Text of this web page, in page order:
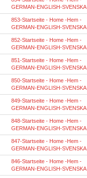
GERMAN-ENGLISH-SVENSKA
853-Startseite - Home -Hem -
GERMAN-ENGLISH-SVENSKA
852-Startseite - Home -Hem -
GERMAN-ENGLISH-SVENSKA
851-Startseite - Home -Hem -
GERMAN-ENGLISH-SVENSKA
850-Startseite - Home -Hem -
GERMAN-ENGLISH-SVENSKA
849-Startseite - Home -Hem -
GERMAN-ENGLISH-SVENSKA
848-Startseite - Home -Hem -
GERMAN-ENGLISH-SVENSKA
847-Startseite - Home -Hem -
GERMAN-ENGLISH-SVENSKA
846-Startseite - Home -Hem -
GERMAN-ENGLISH-SVENSKA